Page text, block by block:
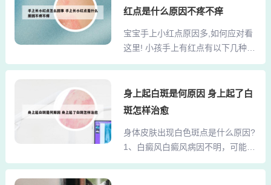
为这个地方是血液循环的最末梢部
也就是风吹日晒的比较多，极易造
成表皮死亡细胞，加上...
少见，但是也有少部分成年人发
生素缺乏有关。建议口服复合维生
素B 和 阿苯达唑片，外用硫磺乳膏
和地奈德乳膏。能够形成白斑的因
否光滑无皮屑，白斑呈淡白色或乳
白色，如果边界模糊不清或朝正常
风；如果皮肤发白可以随时消退，
多认为是有荨麻疹，如果伴...
红点是什么原因不疼不痒
宝宝手上小红点原因多,如何应对看
这里! 小孩手上有红点有以下几种原
因湿疹 是由多种复杂的内、外因素
渗出倾向的皮肤炎症性反应。本病
病因复杂多难以确定，自觉症状瘙
愈。 荨麻疹 是由于皮肤、粘膜小血
管扩张及渗透性增加而出现的一种
局限性水肿反应，俗称“风疹块”。问
身上起白斑是何原因 身上起了白
斑怎样治愈
身体皮肤出现白色斑点是什么原因?
1、白癜风白癜风病因不明，可能与
精神、自身免疫、遗传、内分泌、